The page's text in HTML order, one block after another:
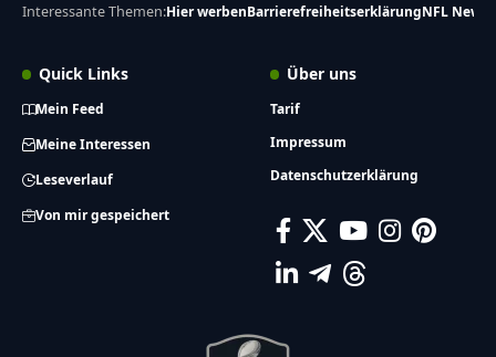
Interessante Themen:Hier werbenBarrierefreiheitserklärungNFL News
Quick Links
Mein Feed
Meine Interessen
Leseverlauf
Von mir gespeichert
Über uns
Tarif
Impressum
Datenschutzerklärung